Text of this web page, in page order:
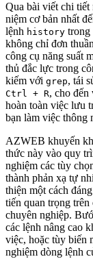
Qua bài viết chi tiết
niệm cơ bản nhất
lệnh history trong
không chỉ đơn
công cụ năng suất
thủ đắc lực trong
kiếm với grep, tái
Ctrl + R, cho đến
hoàn toàn việc lưu
bạn làm việc thông
AZWEB khuyến
thức này vào quy
nghiệm các tùy
thành phản xạ tự
thiện một cách
tiến quan trọng
chuyên nghiệp.
các lệnh nâng cao
việc, hoặc tùy biến
nghiệm dòng lệnh